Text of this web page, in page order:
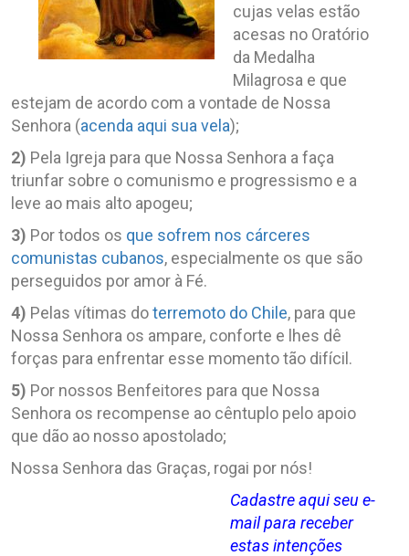
cujas velas estão
acesas no Oratório
da Medalha
Milagrosa e que
estejam de acordo com a vontade de Nossa
Senhora (acenda aqui sua vela);
2) Pela Igreja para que Nossa Senhora a faça
triunfar sobre o comunismo e progressismo e a
leve ao mais alto apogeu;
3) Por todos os que sofrem nos cárceres
comunistas cubanos, especialmente os que são
perseguidos por amor à Fé.
4) Pelas vítimas doterremoto do Chile, para que
Nossa Senhora os ampare, conforte e lhes dê
forças para enfrentar esse momento tão difícil.
5) Por nossos Benfeitores para que Nossa
Senhora os recompense ao cêntuplo pelo apoio
que dão ao nosso apostolado;
Nossa Senhora das Graças, rogai por nós!
Cadastre aqui seu e-
mailpara receber
estas intenções